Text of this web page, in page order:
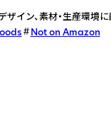
イン、素材・生産環境
Not on Amazon